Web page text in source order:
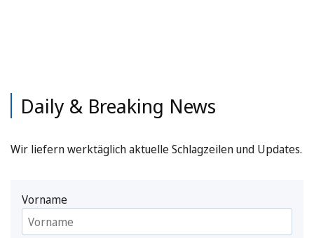
Daily & Breaking News
Wir liefern werktäglich aktuelle Schlagzeilen und Updates.
Vorname